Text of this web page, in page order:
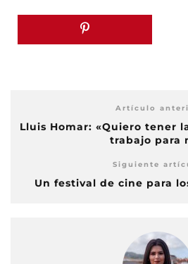
Artículo
Lluis Homar: «Quiero tener
trabajo para
Siguiente
Un festival de cine para